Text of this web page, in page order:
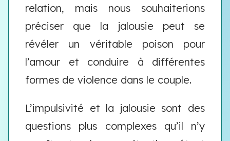
relation, mais nous souhaiterions
préciser que la jalousie peut se
révéler un véritable poison pour
l’amour et conduire à différentes
formes de violence dans le couple.
L’impulsivité et la jalousie sont des
questions plus complexes qu’il n’y